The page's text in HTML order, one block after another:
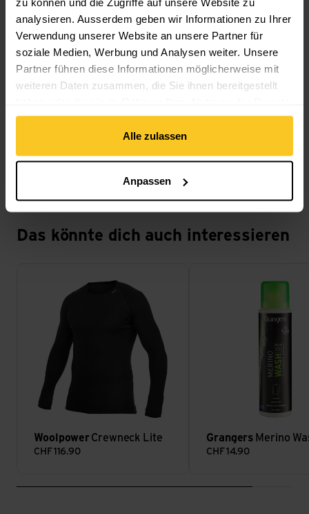
analysieren. Ausserdem geben wir Informationen zu Ihrer
Verwendung unserer Website an unsere Partner für
soziale Medien, Werbung und Analysen weiter. Unsere
Partner führen diese Informationen möglicherweise mit
weiteren Daten zusammen, die Sie ihnen bereitgestellt
gesammelt haben.
Alle zulassen
Anpassen
Gewicht in Gramm: 139 g
Spezifikation
Das könnte dich auch interessieren
Woolpower Crewneck Lite
CHF 116.90
Grangers Merino
CHF 14.90